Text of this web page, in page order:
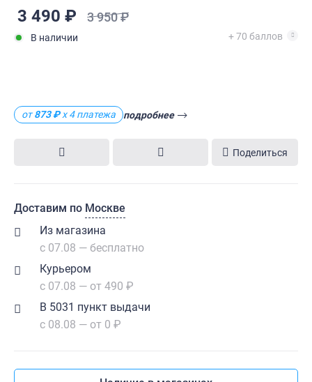
3 490 ₽ 3 950 ₽
В наличии + 70 баллов
от873 ₽х 4 платежа подробнее
Поделиться
Доставим по Москве
Из магазина
с 07.08 — бесплатно
Курьером
с 07.08 — от 490 ₽
В 5031 пункт выдачи
с 08.08 — от 0 ₽